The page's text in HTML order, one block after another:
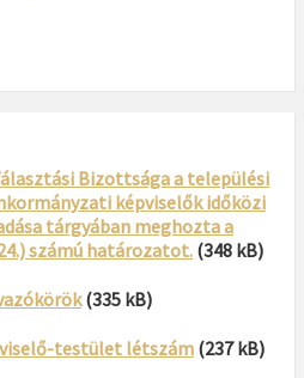
Bizottsága a települési
képviselők időközi
tárgyában meghozta a
számú határozatot. (348 kB)
(335 kB)
testület létszám (237 kB)